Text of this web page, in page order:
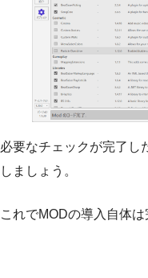
必要なチェックが完了し
しましょう。
これでMODの導入自体は